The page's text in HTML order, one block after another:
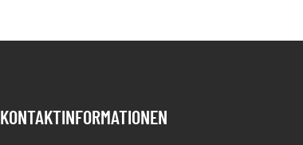
KONTAKTINFORMATIONEN